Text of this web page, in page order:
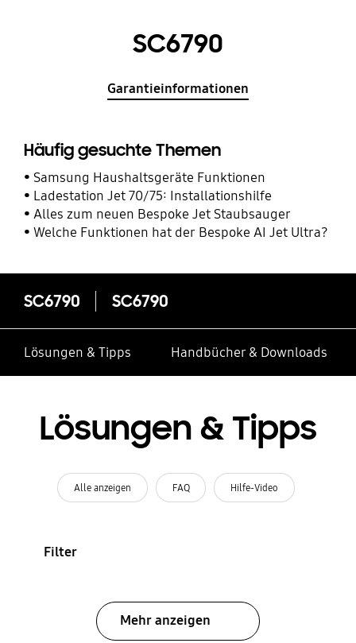
SC6790
Garantieinformationen
Häufig gesuchte Themen
Samsung Haushaltsgeräte Funktionen
Ladestation Jet 70/75: Installationshilfe
Alles zum neuen Bespoke Jet Staubsauger
Welche Funktionen hat der Bespoke AI Jet Ultra?
SC6790 SC6790
Lösungen & Tipps Handbücher & Downloads
Lösungen & Tipps
Alle anzeigen FAQ Hilfe-Video
Filter
Mehr anzeigen